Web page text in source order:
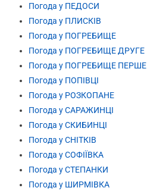
Погода у ПЕДОСИ
Погода у ПЛИСКІВ
Погода у ПОГРЕБИЩЕ
Погода у ПОГРЕБИЩЕ ДРУГЕ
Погода у ПОГРЕБИЩЕ ПЕРШЕ
Погода у ПОПІВЦІ
Погода у РОЗКОПАНЕ
Погода у САРАЖИНЦІ
Погода у СКИБИНЦІ
Погода у СНІТКІВ
Погода у СОФІЇВКА
Погода у СТЕПАНКИ
Погода у ШИРМІВКА